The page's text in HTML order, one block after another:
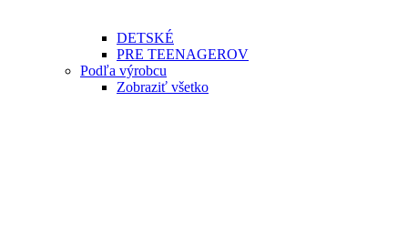
DETSKÉ
PRE TEENAGEROV
Podľa výrobcu
Zobraziť všetko